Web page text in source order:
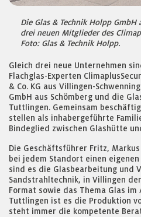
Die Glas & Technik Holpp GmbH
drei neuen Mitglieder des
Foto: Glas & Technik Holpp.
Gleich drei neue Unternehmen
Flachglas-Experten
& Co. KG aus Villingen-
GmbH aus Schömberg und die
Tuttlingen. Gemeinsam
stellen als inhabergeführte
Bindeglied zwischen Glashütte
Die Geschäftsführer Fritz,
bei jedem Standort einen
sind es die Glasbearbeitung und
Sandstrahltechnik, in Villingen
Format sowie das Thema Glas im
Tuttlingen ist es die Produktion
steht immer die kompetente